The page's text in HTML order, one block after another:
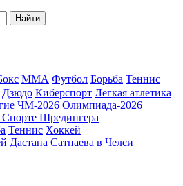
Найти
ММА Футбол Борьба Теннис
Дзюдо Киберспорт Легкая атлетика
ЧМ-2026 Олимпиада-2026
Шредингера
Теннис Хоккей
Дастана Сатпаева в Челси